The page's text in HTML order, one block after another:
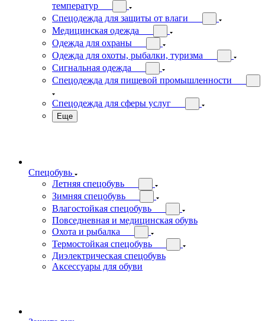
температур
Спецодежда для защиты от влаги
Медицинская одежда
Одежда для охраны
Одежда для охоты, рыбалки, туризма
Сигнальная одежда
Спецодежда для пищевой промышленности
Спецодежда для сферы услуг
Еще
Спецобувь
Летняя спецобувь
Зимняя спецобувь
Влагостойкая спецобувь
Повседневная и медицинская обувь
Охота и рыбалка
Термостойкая спецобувь
Диэлектрическая спецобувь
Аксессуары для обуви